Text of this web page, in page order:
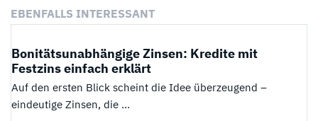
EBENFALLS INTERESSANT
Bonitätsunabhängige Zinsen: Kredite mit
Festzins einfach erklärt
Auf den ersten Blick scheint die Idee überzeugend –
eindeutige Zinsen, die ...